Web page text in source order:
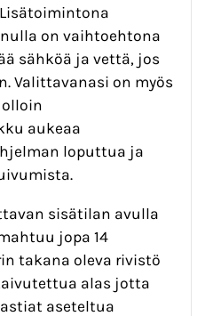
on vaihtoehtona
sähköä ja vettä, jos
Valittavanasi on myös
aukeaa
loputtua ja
sisätilan avulla
jopa 14
takana oleva rivistö
alas jotta
aseteltua